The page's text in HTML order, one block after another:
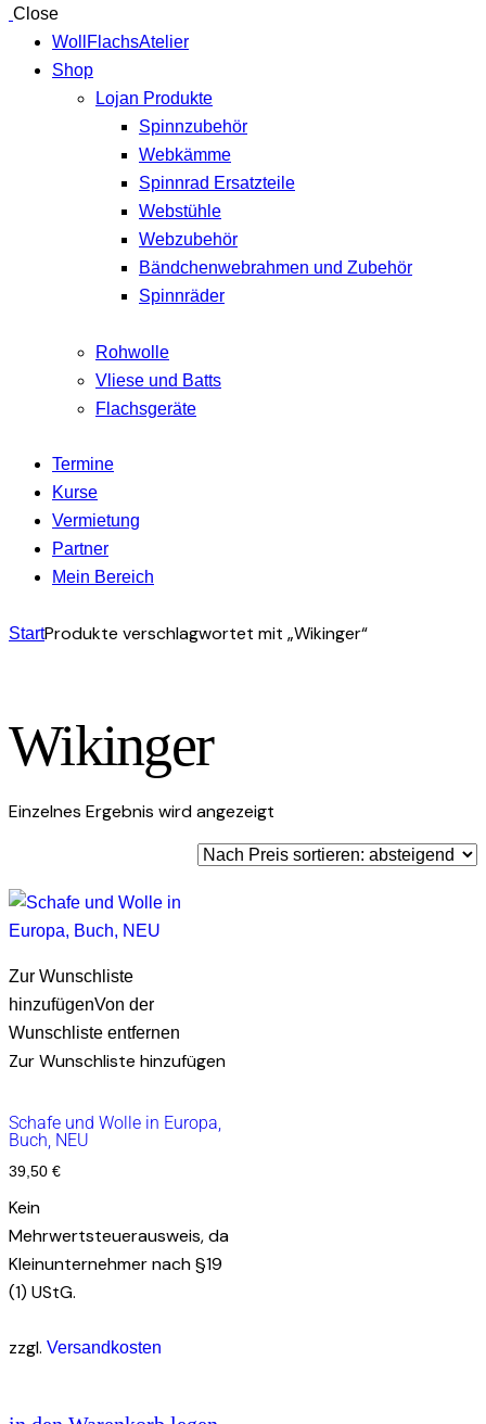
Close
WollFlachsAtelier
Shop
Lojan Produkte
Spinnzubehör
Webkämme
Spinnrad Ersatzteile
Webstühle
Webzubehör
Bändchenwebrahmen und Zubehör
Spinnräder
Rohwolle
Vliese und Batts
Flachsgeräte
Termine
Kurse
Vermietung
Partner
Mein Bereich
StartProdukte verschlagwortet mit „Wikinger“
Wikinger
Einzelnes Ergebnis wird angezeigt
Zur Wunschliste
hinzufügenVon der
Wunschliste entfernen
Zur Wunschliste hinzufügen
Schafe und Wolle in Europa,
Buch, NEU
39,50 €
Kein
Mehrwertsteuerausweis, da
Kleinunternehmer nach §19
(1) UStG.
zzgl. Versandkosten